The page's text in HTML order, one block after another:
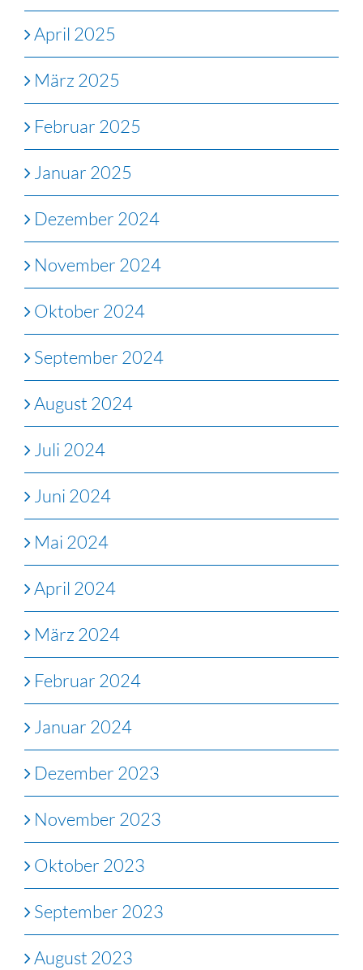
April 2025
März 2025
Februar 2025
Januar 2025
Dezember 2024
November 2024
Oktober 2024
September 2024
August 2024
Juli 2024
Juni 2024
Mai 2024
April 2024
März 2024
Februar 2024
Januar 2024
Dezember 2023
November 2023
Oktober 2023
September 2023
August 2023